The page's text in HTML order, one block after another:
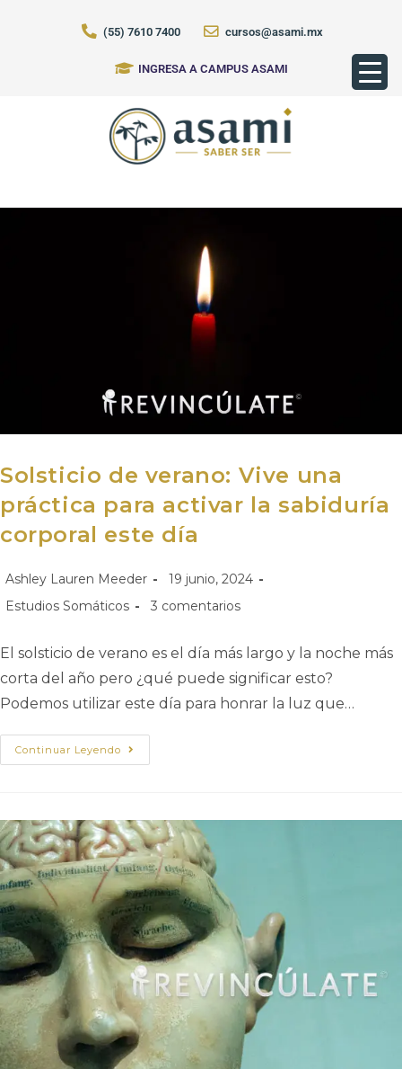
(55) 7610 7400 cursos@asami.mx
INGRESA A CAMPUS ASAMI
Solsticio de verano: Vive una
práctica para activar la sabiduría
corporal este día
Ashley Lauren Meeder
19 junio, 2024
Estudios Somáticos
3 comentarios
El solsticio de verano es el día más largo y la noche más
corta del año pero ¿qué puede significar esto?
Podemos utilizar este día para honrar la luz que…
Continuar Leyendo